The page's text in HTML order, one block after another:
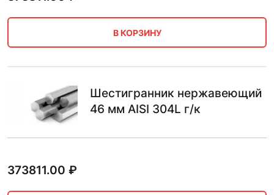
В КОРЗИНУ
Шестигранник нержавеющий
46 мм AISI 304L г/к
373811.00 ₽